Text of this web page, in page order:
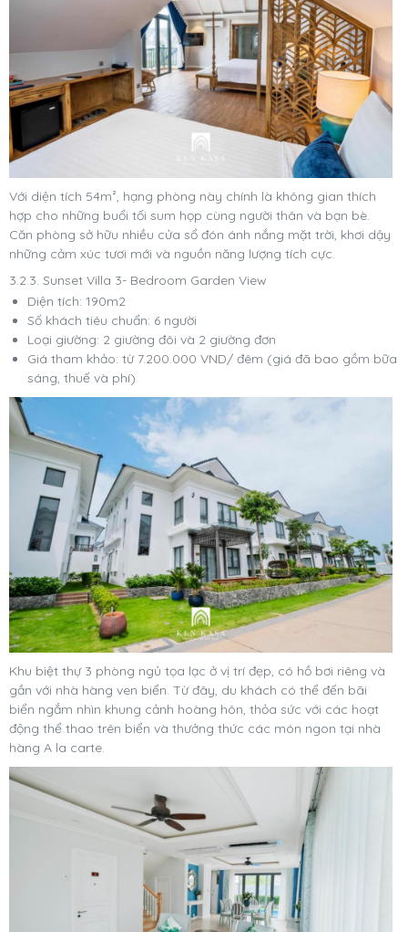
Với diện tích 54m², hạng phòng này chính là không gian thích
hợp cho những buổi tối sum họp cùng người thân và bạn bè.
Căn phòng sở hữu nhiều cửa sổ đón ánh nắng mặt trời, khơi dậy
những cảm xúc tươi mới và nguồn năng lượng tích cực.
3.2.3. Sunset Villa 3- Bedroom Garden View
Diện tích: 190m2
Số khách tiêu chuẩn: 6 người
Loại giường: 2 giường đôi và 2 giường đơn
Giá tham khảo: từ 7.200.000 VND/ đêm (giá đã bao gồm bữa
sáng, thuế và phí)
Khu biệt thự 3 phòng ngủ tọa lạc ở vị trí đẹp, có hồ bơi riêng và
gần với nhà hàng ven biển. Từ đây, du khách có thể đến bãi
biển ngắm nhìn khung cảnh hoàng hôn, thỏa sức với các hoạt
động thể thao trên biển và thưởng thức các món ngon tại nhà
hàng A la carte.